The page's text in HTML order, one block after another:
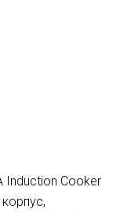
Induction Cooker